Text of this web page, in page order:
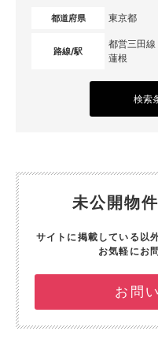
都道府県 東京都
路線/駅
都営三田線
蓮根
検索
未公開物
サイトに掲載している以
お気軽にお
お問